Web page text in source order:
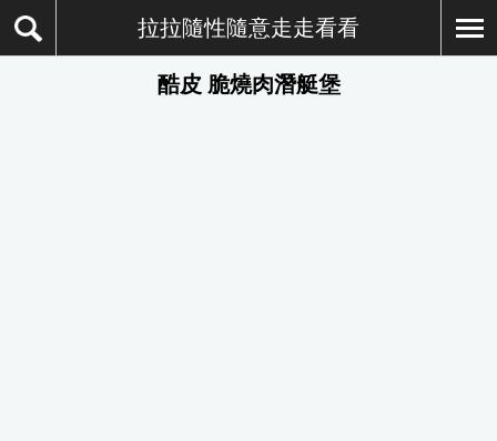
拉拉隨性隨意走走看看
酷皮 脆燒肉潛艇堡